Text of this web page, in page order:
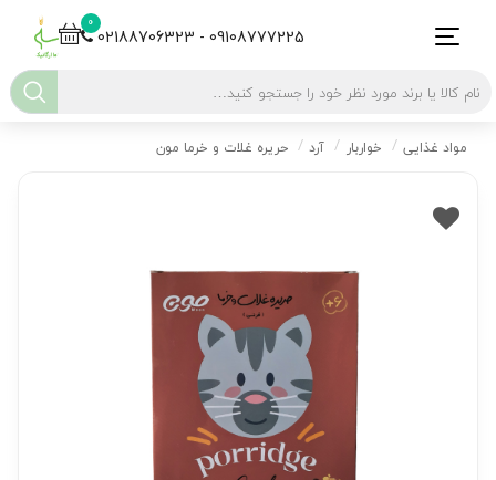
0
02188706323 - 09108777225
مواد غذایی خواربار آرد حریره غلات و خرما مون